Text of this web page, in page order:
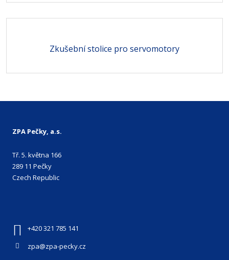
Zkušební stolice pro servomotory
ZPA Pečky, a.s.
Tř. 5. května 166
289 11 Pečky
Czech Republic
+420 321 785 141
zpa@zpa-pecky.cz